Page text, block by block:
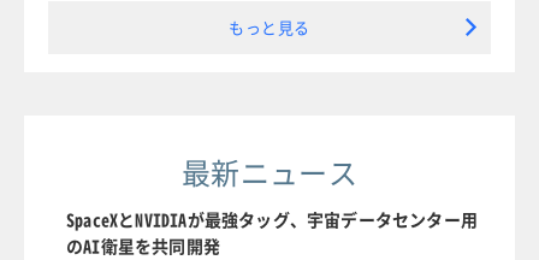
もっと見る
最新ニュース
SpaceXとNVIDIAが最強タッグ、宇宙データセンター用
のAI衛星を共同開発